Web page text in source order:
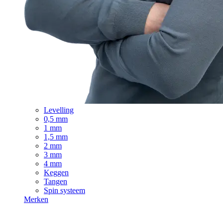
Levelling
0,5 mm
1 mm
1,5 mm
2 mm
3 mm
4 mm
Keggen
Tangen
Spin systeem
Merken